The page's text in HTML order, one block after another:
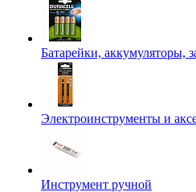
Батарейки, аккумуляторы,
Электроинструменты и
Инструмент ручной